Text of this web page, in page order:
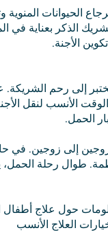
الحيوانات
الذكر بعناية في
الأجنة.
إلى رحم الشريكة.
الأنسب لنقل
الحمل.
إلى زوجين. في
طوال رحلة الحمل،
حول علاج أطفال
العلاج الأنسب